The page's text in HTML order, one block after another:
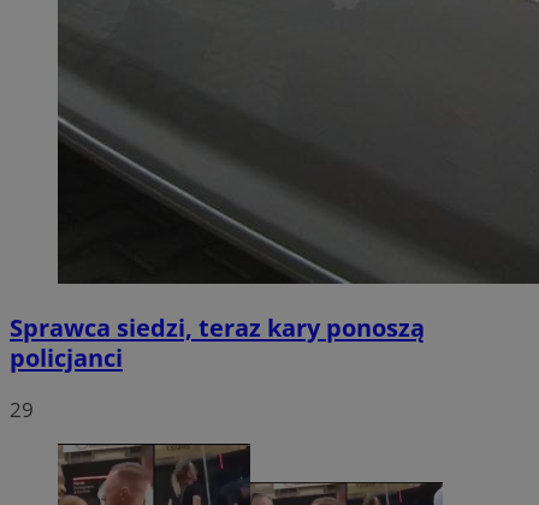
Sprawca siedzi, teraz kary ponoszą
policjanci
29